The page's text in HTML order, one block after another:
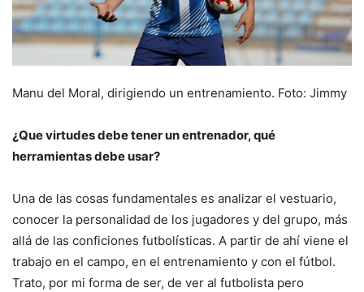
Manu del Moral, dirigiendo un entrenamiento. Foto: Jimmy
¿Que virtudes debe tener un entrenador, qué
herramientas debe usar?
Una de las cosas fundamentales es analizar el vestuario,
conocer la personalidad de los jugadores y del grupo, más
allá de las conficiones futbolísticas. A partir de ahí viene el
trabajo en el campo, en el entrenamiento y con el fútbol.
Trato, por mi forma de ser, de ver al futbolista pero